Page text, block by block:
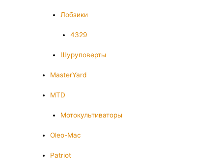
Лобзики
4329
Шуруповерты
MasterYard
MTD
Мотокультиваторы
Oleo-Mac
Patriot